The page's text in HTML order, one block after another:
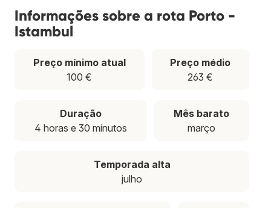
Informações sobre a rota Porto -
Istambul
Preço mínimo atual
100 €
Preço médio
263 €
Duração
4 horas e 30 minutos
Mês barato
março
Temporada alta
julho